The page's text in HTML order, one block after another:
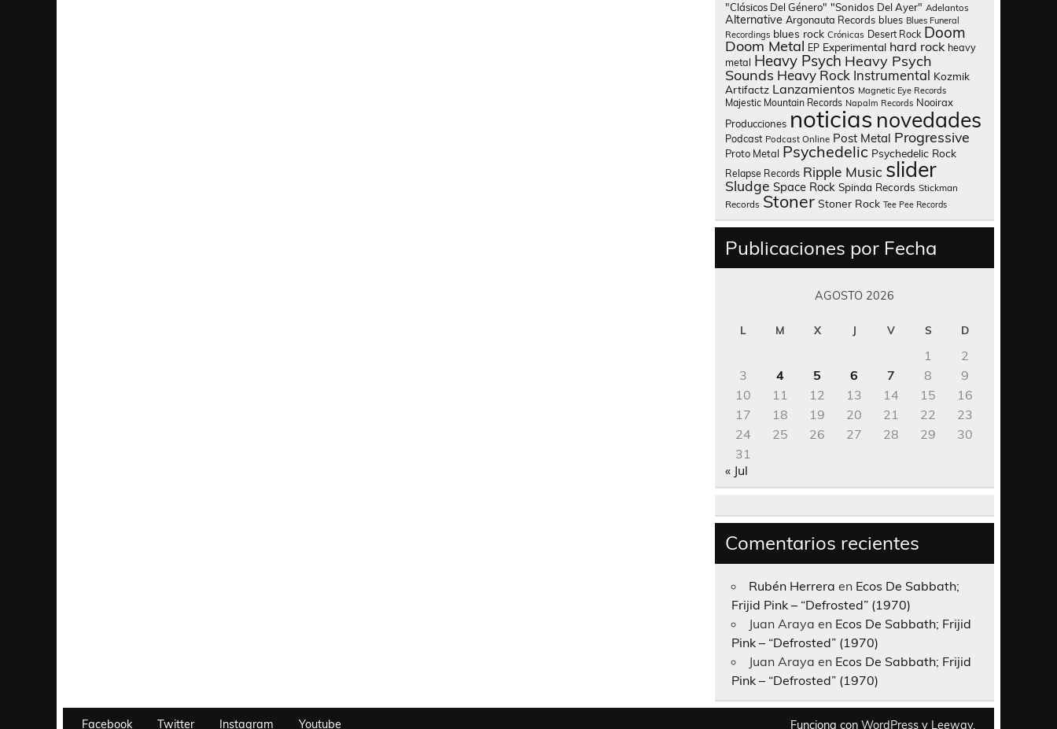
"Clásicos Del Género" "Sonidos Del Ayer" Adelantos
Alternative Argonauta Records blues Blues Funeral
Recordings blues rock Crónicas Desert Rock Doom
Doom Metal EP Experimental hard rock heavy
metal Heavy Psych Heavy Psych
Sounds Heavy Rock Instrumental Kozmik
Artifactz Lanzamientos Magnetic Eye Records
Majestic Mountain Records Napalm Records Nooirax
Producciones noticias novedades
Podcast Podcast Online Post Metal Progressive
Proto Metal Psychedelic Psychedelic Rock
Relapse Records Ripple Music slider
Sludge Space Rock Spinda Records Stickman
Records Stoner Stoner Rock Tee Pee Records
Publicaciones por Fecha
AGOSTO 2026
L M X J V S D
1
2
3
4 5 6 7 8
9
10
11 12 13 14 15
16
17
18 19 20 21 22
23
24
25 26 27 28 29
30
31
« Jul
Comentarios recientes
Rubén Herrera en Ecos De Sabbath;
Frijid Pink – “Defrosted” (1970)
Juan Araya en Ecos De Sabbath; Frijid
Pink – “Defrosted” (1970)
Juan Araya en Ecos De Sabbath; Frijid
Pink – “Defrosted” (1970)
Facebook Twitter Instagram Youtube Funciona con WordPress y Leeway.